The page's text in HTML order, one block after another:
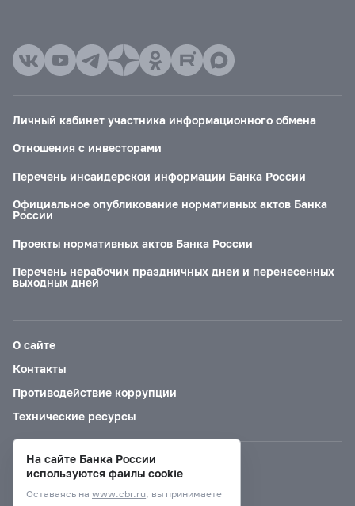
Личный кабинет участника информационного обмена
Отношения с инвесторами
Перечень инсайдерской информации Банка России
Официальное опубликование нормативных актов Банка
России
Проекты нормативных актов Банка России
Перечень нерабочих праздничных дней и перенесенных
выходных дней
О сайте
Контакты
Противодействие коррупции
Технические ресурсы
Версия для слабовидящих
На сайте Банка России
используются файлы cookie
Оставаясь на www.cbr.ru, вы принимаете